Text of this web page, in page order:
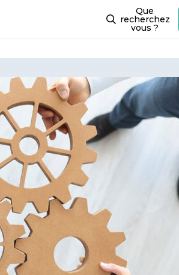
Que
recherchez
vous ?